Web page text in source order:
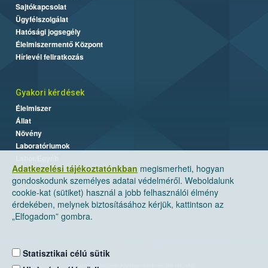
Adatkezelési tájékoztatónkban megismerheti, hogyan
gondoskodunk személyes adatai védelméről. Weboldalunk
cookie-kat (sütiket) használ a jobb felhasználói élmény
érdekében, melynek biztosításához kérjük, kattintson az
„Elfogadom” gombra.
Statisztikai célú sütik
Sajtókapcsolat
Ügyfélszolgálat
Hatósági jogsegély
Élelmiszermentő Központ
Hírlevél feliratkozás
Gyakori kérdések
Élelmiszer
Állat
Növény
Laboratóriumok
Nemzeti Élelmiszerlánc-biztonsági Hivatal